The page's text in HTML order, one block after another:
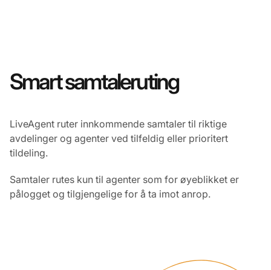
Smart samtaleruting
LiveAgent ruter innkommende samtaler til riktige
avdelinger og agenter ved tilfeldig eller prioritert
tildeling.
Samtaler rutes kun til agenter som for øyeblikket er
pålogget og tilgjengelige for å ta imot anrop.